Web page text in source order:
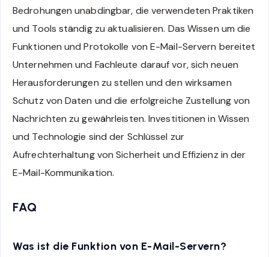
Bedrohungen unabdingbar, die verwendeten Praktiken
und Tools ständig zu aktualisieren. Das Wissen um die
Funktionen und Protokolle von E-Mail-Servern bereitet
Unternehmen und Fachleute darauf vor, sich neuen
Herausforderungen zu stellen und den wirksamen
Schutz von Daten und die erfolgreiche Zustellung von
Nachrichten zu gewährleisten. Investitionen in Wissen
und Technologie sind der Schlüssel zur
Aufrechterhaltung von Sicherheit und Effizienz in der
E-Mail-Kommunikation.
FAQ
Was ist die Funktion von E-Mail-Servern?